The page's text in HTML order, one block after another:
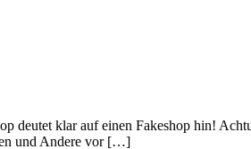
deutet klar auf einen Fakeshop hin!
und Andere vor […]